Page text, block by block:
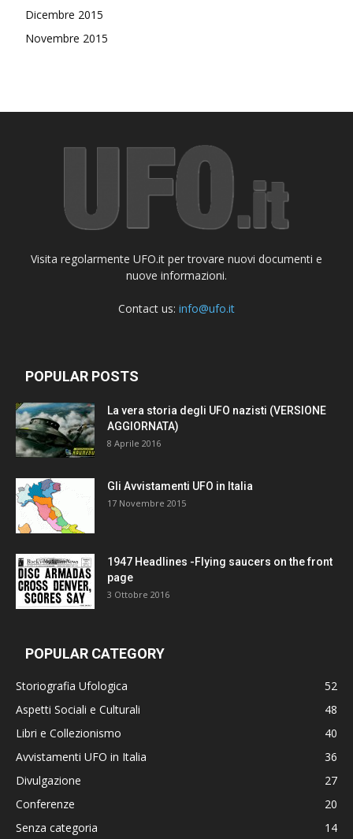
Dicembre 2015
Novembre 2015
Visita regolarmente UFO.it per trovare nuovi documenti e
nuove informazioni.
Contact us: info@ufo.it
POPULAR POSTS
La vera storia degli UFO nazisti (VERSIONE
AGGIORNATA)
8 Aprile 2016
Gli Avvistamenti UFO in Italia
17 Novembre 2015
1947 Headlines -Flying saucers on the front
page
3 Ottobre 2016
POPULAR CATEGORY
Storiografia Ufologica
52
Aspetti Sociali e Culturali
48
Libri e Collezionismo
40
Avvistamenti UFO in Italia
36
Divulgazione
27
Conferenze
20
Senza categoria
14